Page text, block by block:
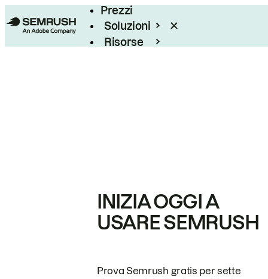
Prezzi
Soluzioni
Risorse
INIZIA OGGI A
USARE SEMRUSH
Prova Semrush gratis per sette